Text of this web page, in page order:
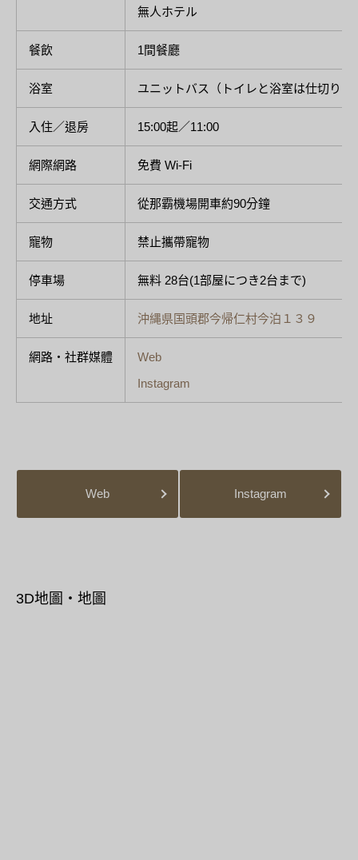
無人ホテル
餐飲 1間餐廳
浴室 ユニットバス（トイレと浴室は仕切りあ
入住／退房 15:00起／11:00
網際網路 免費 Wi-Fi
交通方式 從那霸機場開車約90分鐘
寵物 禁止攜帶寵物
停車場 無料 28台(1部屋につき2台まで)
地址 沖縄県国頭郡今帰仁村今泊１３９
網路・社群媒體
Web
Instagram
Web Instagram
3D地圖・地圖